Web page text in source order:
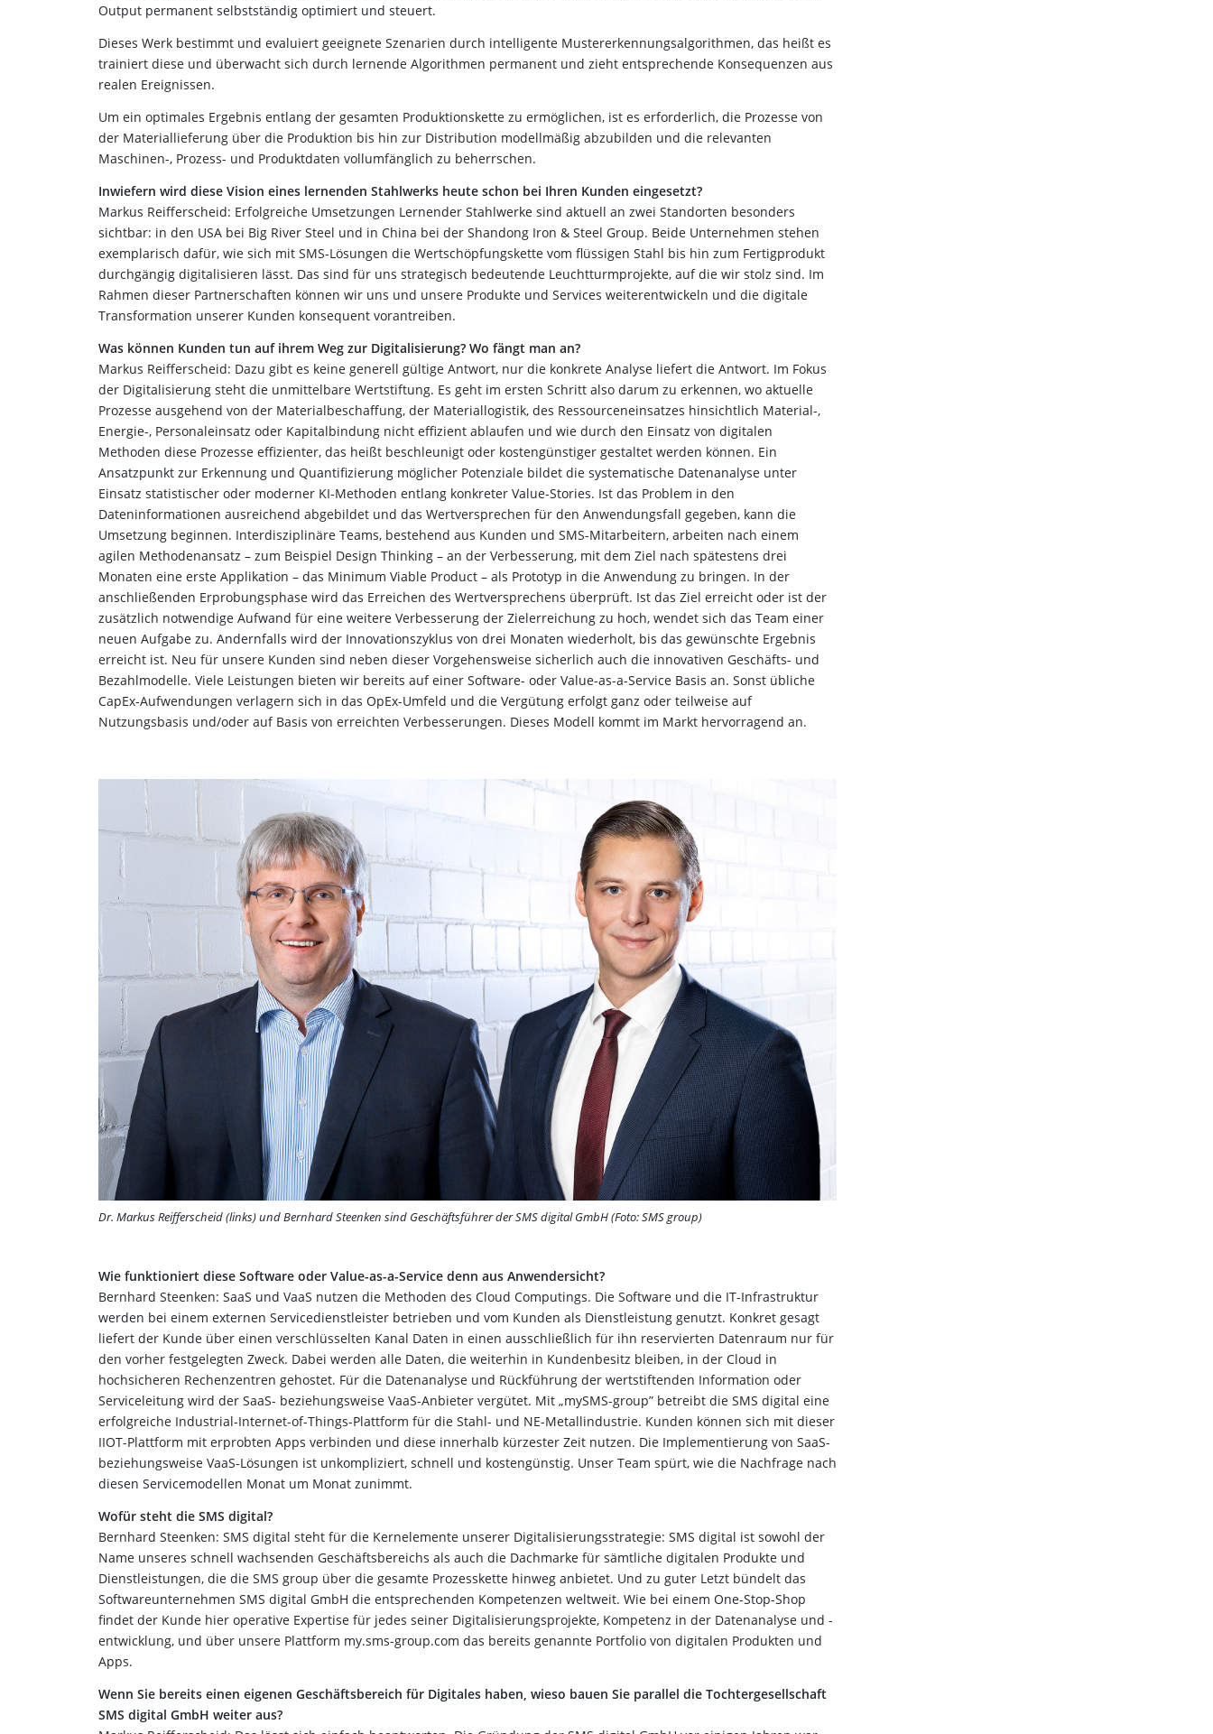
Output permanent selbstständig optimiert und steuert.
Dieses Werk bestimmt und evaluiert geeignete Szenarien durch intelligente Mustererkennungsalgorithmen, das heißt es
trainiert diese und überwacht sich durch lernende Algorithmen permanent und zieht entsprechende Konsequenzen aus
realen Ereignissen.
Um ein optimales Ergebnis entlang der gesamten Produktionskette zu ermöglichen, ist es erforderlich, die Prozesse von
der Materiallieferung über die Produktion bis hin zur Distribution modellmäßig abzubilden und die relevanten
Maschinen-, Prozess- und Produktdaten vollumfänglich zu beherrschen.
Inwiefern wird diese Vision eines lernenden Stahlwerks heute schon bei Ihren Kunden eingesetzt?
Markus Reifferscheid: Erfolgreiche Umsetzungen Lernender Stahlwerke sind aktuell an zwei Standorten besonders
sichtbar: in den USA bei Big River Steel und in China bei der Shandong Iron & Steel Group. Beide Unternehmen stehen
exemplarisch dafür, wie sich mit SMS-Lösungen die Wertschöpfungskette vom flüssigen Stahl bis hin zum Fertigprodukt
durchgängig digitalisieren lässt. Das sind für uns strategisch bedeutende Leuchtturmprojekte, auf die wir stolz sind. Im
Rahmen dieser Partnerschaften können wir uns und unsere Produkte und Services weiterentwickeln und die digitale
Transformation unserer Kunden konsequent vorantreiben.
Was können Kunden tun auf ihrem Weg zur Digitalisierung? Wo fängt man an?
Markus Reifferscheid: Dazu gibt es keine generell gültige Antwort, nur die konkrete Analyse liefert die Antwort. Im Fokus
der Digitalisierung steht die unmittelbare Wertstiftung. Es geht im ersten Schritt also darum zu erkennen, wo aktuelle
Prozesse ausgehend von der Materialbeschaffung, der Materiallogistik, des Ressourceneinsatzes hinsichtlich Material-,
Energie-, Personaleinsatz oder Kapitalbindung nicht effizient ablaufen und wie durch den Einsatz von digitalen
Methoden diese Prozesse effizienter, das heißt beschleunigt oder kostengünstiger gestaltet werden können. Ein
Ansatzpunkt zur Erkennung und Quantifizierung möglicher Potenziale bildet die systematische Datenanalyse unter
Einsatz statistischer oder moderner KI-Methoden entlang konkreter Value-Stories. Ist das Problem in den
Dateninformationen ausreichend abgebildet und das Wertversprechen für den Anwendungsfall gegeben, kann die
Umsetzung beginnen. Interdisziplinäre Teams, bestehend aus Kunden und SMS-Mitarbeitern, arbeiten nach einem
agilen Methodenansatz – zum Beispiel Design Thinking – an der Verbesserung, mit dem Ziel nach spätestens drei
Monaten eine erste Applikation – das Minimum Viable Product – als Prototyp in die Anwendung zu bringen. In der
anschließenden Erprobungsphase wird das Erreichen des Wertversprechens überprüft. Ist das Ziel erreicht oder ist der
zusätzlich notwendige Aufwand für eine weitere Verbesserung der Zielerreichung zu hoch, wendet sich das Team einer
neuen Aufgabe zu. Andernfalls wird der Innovationszyklus von drei Monaten wiederholt, bis das gewünschte Ergebnis
erreicht ist. Neu für unsere Kunden sind neben dieser Vorgehensweise sicherlich auch die innovativen Geschäfts- und
Bezahlmodelle. Viele Leistungen bieten wir bereits auf einer Software- oder Value-as-a-Service Basis an. Sonst übliche
CapEx-Aufwendungen verlagern sich in das OpEx-Umfeld und die Vergütung erfolgt ganz oder teilweise auf
Nutzungsbasis und/oder auf Basis von erreichten Verbesserungen. Dieses Modell kommt im Markt hervorragend an.
Dr. Markus Reifferscheid (links) und Bernhard Steenken sind Geschäftsführer der SMS digital GmbH (Foto: SMS group)
Wie funktioniert diese Software oder Value-as-a-Service denn aus Anwendersicht?
Bernhard Steenken: SaaS und VaaS nutzen die Methoden des Cloud Computings. Die Software und die IT-Infrastruktur
werden bei einem externen Servicedienstleister betrieben und vom Kunden als Dienstleistung genutzt. Konkret gesagt
liefert der Kunde über einen verschlüsselten Kanal Daten in einen ausschließlich für ihn reservierten Datenraum nur für
den vorher festgelegten Zweck. Dabei werden alle Daten, die weiterhin in Kundenbesitz bleiben, in der Cloud in
hochsicheren Rechenzentren gehostet. Für die Datenanalyse und Rückführung der wertstiftenden Information oder
Serviceleitung wird der SaaS- beziehungsweise VaaS-Anbieter vergütet. Mit „mySMS-group” betreibt die SMS digital eine
erfolgreiche Industrial-­Internet-of-Things-Plattform für die Stahl- und NE-Metallindustrie. Kunden können sich mit dieser
IIOT-Plattform mit erprobten Apps verbinden und diese innerhalb kürzester Zeit nutzen. Die Implementierung von SaaS-
beziehungsweise VaaS-Lösungen ist unkompliziert, schnell und kostengünstig. Unser Team spürt, wie die Nachfrage nach
diesen Servicemodellen Monat um Monat zunimmt.
Wofür steht die SMS digital?
Bernhard Steenken: SMS digital steht für die Kernelemente unserer Digitalisierungsstrategie: SMS digital ist sowohl der
Name unseres schnell wachsenden Geschäftsbereichs als auch die Dachmarke für sämtliche digitalen Produkte und
Dienstleistungen, die die SMS group über die gesamte Prozesskette hinweg anbietet. Und zu guter Letzt bündelt das
Softwareunternehmen SMS digital GmbH die entsprechenden Kompetenzen weltweit. Wie bei einem One-Stop-Shop
findet der Kunde hier operative Expertise für jedes seiner Digitalisierungsprojekte, Kompetenz in der Datenanalyse und -
entwicklung, und über unsere Plattform my.sms-group.com das bereits genannte Portfolio von digitalen Produkten und
Apps.
Wenn Sie bereits einen eigenen Geschäftsbereich für Digitales haben, wieso bauen Sie parallel die Tochtergesellschaft
SMS digital GmbH weiter aus?